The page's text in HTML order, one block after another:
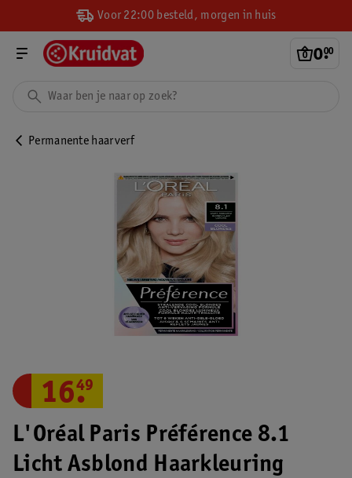
Voor 22:00 besteld, morgen in huis
0.
00
Permanente haarverf
L'Oréal Paris Préférence 8.1
Licht Asblond Haarkleuring
16.
49